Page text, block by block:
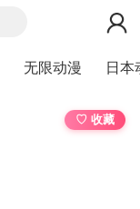
无限动漫 日本
♡ 收藏